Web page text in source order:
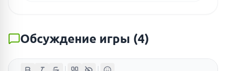
Обсуждение игры (4)